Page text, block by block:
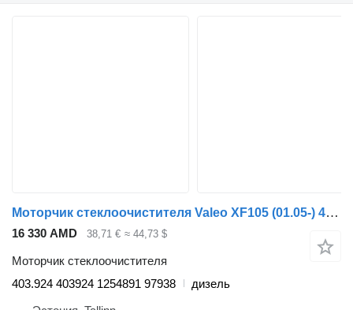
Моторчик стеклоочистителя Valeo XF105 (01.05-) 403.924 403924 для тягача DAF XF95, XF105 (2001-2014)
16 330 AMD 38,71 € ≈ 44,73 $
Моторчик стеклоочистителя
403.924 403924 1254891 97938
дизель